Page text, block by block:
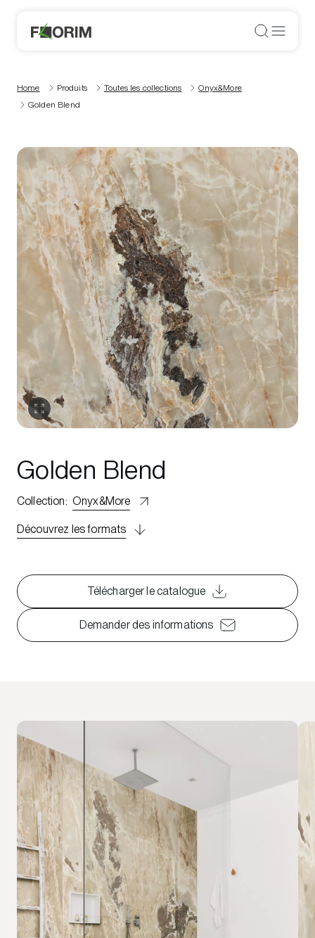
Home Produits Toutes les collections
Onyx&More
Golden Blend
Golden Blend
Collection: Onyx&More
Découvrez les formats
Télécharger le catalogue
Demander des informations